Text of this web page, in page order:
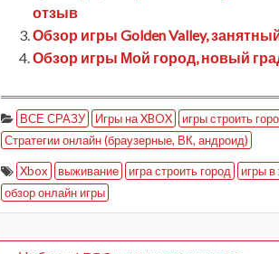
отзыв
Обзор игры Golden Valley,
Обзор игры Мой город, новый
ВСЕ СРАЗУ Игры на XBOX
игры строить
Стратегии онлайн (браузерные, ВК, андроид)
Xbox выживание игра строить город
игры
обзор онлайн игры